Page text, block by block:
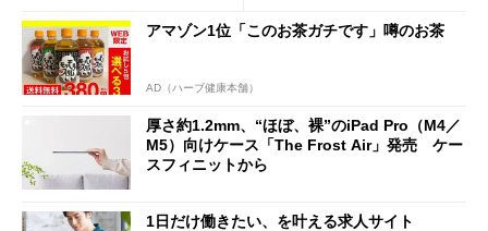
アマゾン1位「このお茶ガチです」噂のお茶
AD（ハーブ健康本舗）
厚さ約1.2mm、“ほぼ、裸”のiPad Pro（M4／
M5）向けケース「The Frost Air」発売 ケー
スフィニットから
1日だけ働きたい、を叶える求人サイト